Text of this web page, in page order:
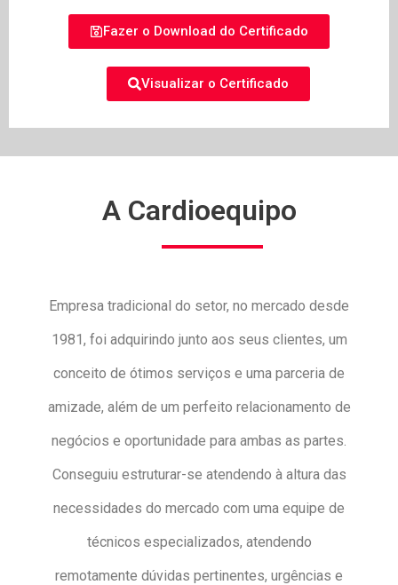
Fazer o Download do Certificado
Visualizar o Certificado
A Cardioequipo
Empresa tradicional do setor, no mercado desde
1981, foi adquirindo junto aos seus clientes, um
conceito de ótimos serviços e uma parceria de
amizade, além de um perfeito relacionamento de
negócios e oportunidade para ambas as partes.
Conseguiu estruturar-se atendendo à altura das
necessidades do mercado com uma equipe de
técnicos especializados, atendendo
remotamente dúvidas pertinentes, urgências e